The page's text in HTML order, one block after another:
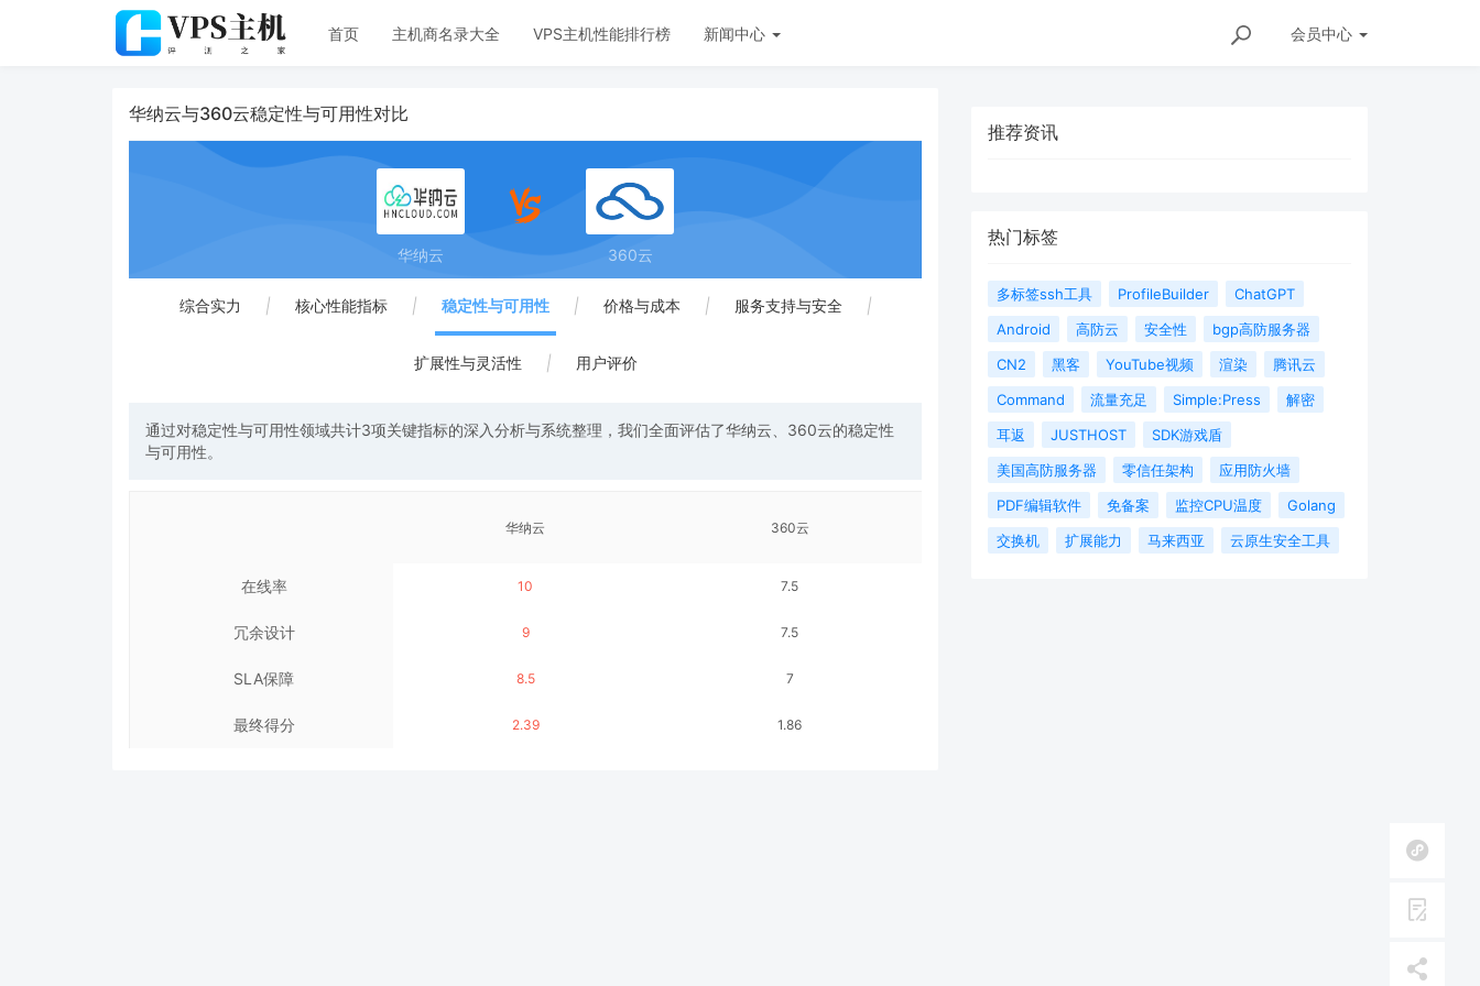
会员中心
首页 主机商名录大全 VPS主机性能排行榜 新闻中心
华纳云与360云稳定性与可用性对比
华纳云 360云
综合实力 | 核心性能指标 | 稳定性与可用性 | 价格与成本 | 服务支持与安全 |
扩展性与灵活性 | 用户评价
通过对稳定性与可用性领域共计3项关键指标的深入分析与系统整理，我们全面评估了华纳云、360云的稳定性
与可用性。
在线率
冗余设计
SLA保障
最终得分
华纳云
10
9
8.5
2.39
360云
7.5
7.5
7
1.86
推荐资讯
热门标签
多标签ssh工具 ProfileBuilder
ChatGPT
Android
高防云 安全性
bgp高防服务器
CN2
黑客 YouTube视频 渲染
腾讯云
Command
流量充足 Simple:Press
解密
耳返
JUSTHOST
SDK游戏盾
美国高防服务器
零信任架构
应用防火墙
PDF编辑软件
免备案 监控CPU温度
Golang
交换机
扩展能力 马来西亚 云原生安全工具